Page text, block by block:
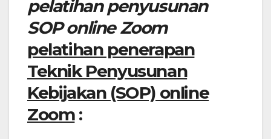
pelatihan penyusunan
SOP online Zoom
pelatihan penerapan
Teknik Penyusunan
Kebijakan (SOP) online
Zoom: